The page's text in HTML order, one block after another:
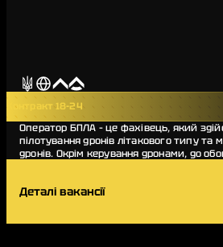
Контракт 18-24
Оператор БПЛА – це фахівець, який
пілотування дронів літакового типу та
дронів. Окрім керування дронами, до
Деталі вакансії